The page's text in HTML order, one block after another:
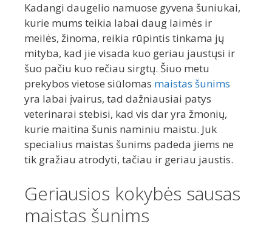
Kadangi daugelio namuose gyvena šuniukai,
kurie mums teikia labai daug laimės ir
meilės, žinoma, reikia rūpintis tinkama jų
mityba, kad jie visada kuo geriau jaustųsi ir
šuo pačiu kuo rečiau sirgtų. Šiuo metu
prekybos vietose siūlomas maistas šunims
yra labai įvairus, tad dažniausiai patys
veterinarai stebisi, kad vis dar yra žmonių,
kurie maitina šunis naminiu maistu. Juk
specialius maistas šunims padeda jiems ne
tik gražiau atrodyti, tačiau ir geriau jaustis.
Geriausios kokybės sausas
maistas šunims